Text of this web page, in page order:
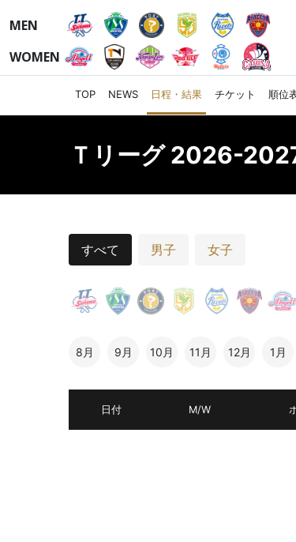
MEN
WOMEN
TOP NEWS 日程・結果 チケット 順位
Ｔリーグ 2026-
すべて 男子 女子
8月 9月 10月 11月 12月 1月
日付 M/W